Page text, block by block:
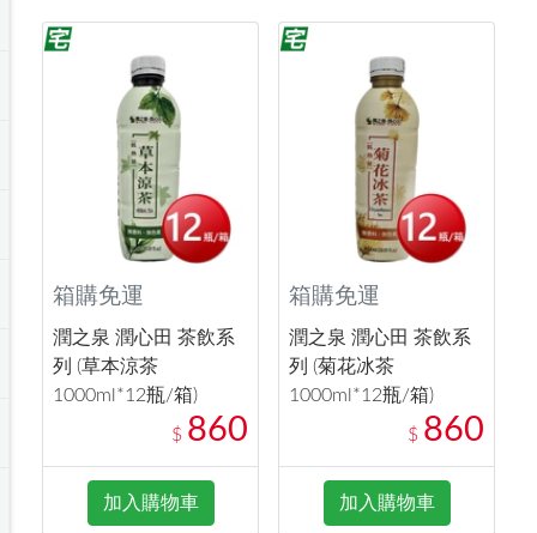
點心罐
機能飲料
箱購飲料
▶保健品牌推薦
黑糖桂圓/蜂蜜醋
開架/身體保養 修繕/五金/祭祀
成人/嬰兒紙尿褲
箱購免運
潤之泉 潤心田 茶飲系
列 (草本涼茶
1000ml*12瓶/箱)
$ 860
加入購物車
箱購免運
潤之泉 潤心田 茶飲系
列 (菊花冰茶
1000ml*12瓶/箱)
$ 860
加入購物車